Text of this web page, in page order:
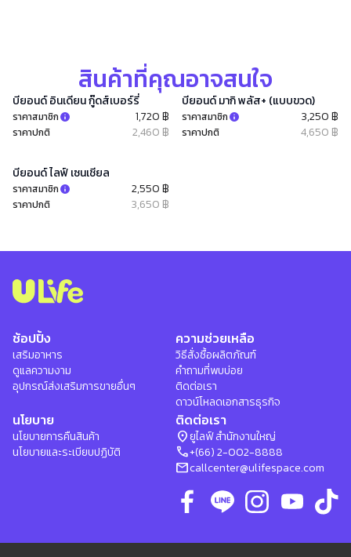
สินค้าที่คุณอาจสนใจ
บียอนด์ อินเดียน กู๊ดส์เบอร์รี่
ราคาสมาชิก 1,720 ฿
ราคาปกติ 2,460 ฿
บียอนด์ มากิ พลัส+ (แบบขวด)
ราคาสมาชิก 3,250 ฿
ราคาปกติ 4,650 ฿
บียอนด์ ไลฟ์ เซนเชียล
ราคาสมาชิก 2,550 ฿
ราคาปกติ 3,650 ฿
ช้อปปิ้ง
เสริมอาหาร
ดูแลความงาม
อุปกรณ์ส่งเสริมการขายอื่นๆ
ความช่วยเหลือ
วิธีสั่งซื้อผลิตภัณฑ์
คำถามที่พบบ่อย
ติดต่อเรา
ดาวน์โหลดเอกสารธุรกิจ
นโยบาย
นโยบายการคืนสินค้า
นโยบายและระเบียบปฏิบัติ
ติดต่อเรา
location_onยูไลฟ์ สำนักงานใหญ่
phone+(66) 2-002-8888
mailcallcenter@ulifespace.com